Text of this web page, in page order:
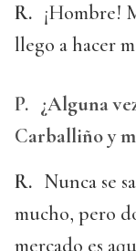
R. ¡Hombre!
llego a hacer
P.
¿Alguna
Carballiño y
R. Nunca se
mucho, pero
mercado es